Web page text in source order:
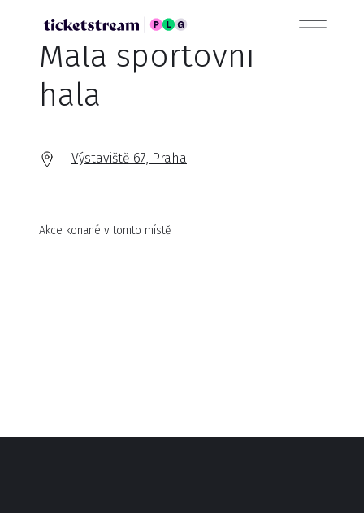
Malá sportovní
hala
Výstaviště 67, Praha
Akce konané v tomto místě